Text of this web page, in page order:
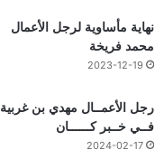
نهاية مأساوية لرجل الأعمال
محمد فريخة
2023-12-19
رجل الأعمــال مهدي بن غربية
فــي خــبر كــــــان
2024-02-17